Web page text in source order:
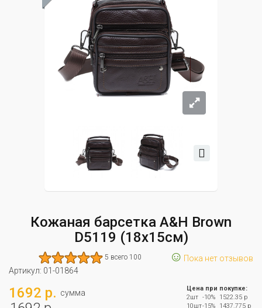
Кожаная барсетка A&H Brown
D5119 (18x15см)
5 всего 100 ☺ Пока нет отзывов
Артикул: 01-01864
1692 р. сумма
Цена при покупке:
2шт -10% 1522.35 р
10шт-15% 1437.775 р